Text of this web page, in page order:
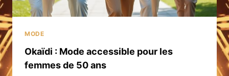
MODE
Okaïdi : Mode accessible pour les
femmes de 50 ans